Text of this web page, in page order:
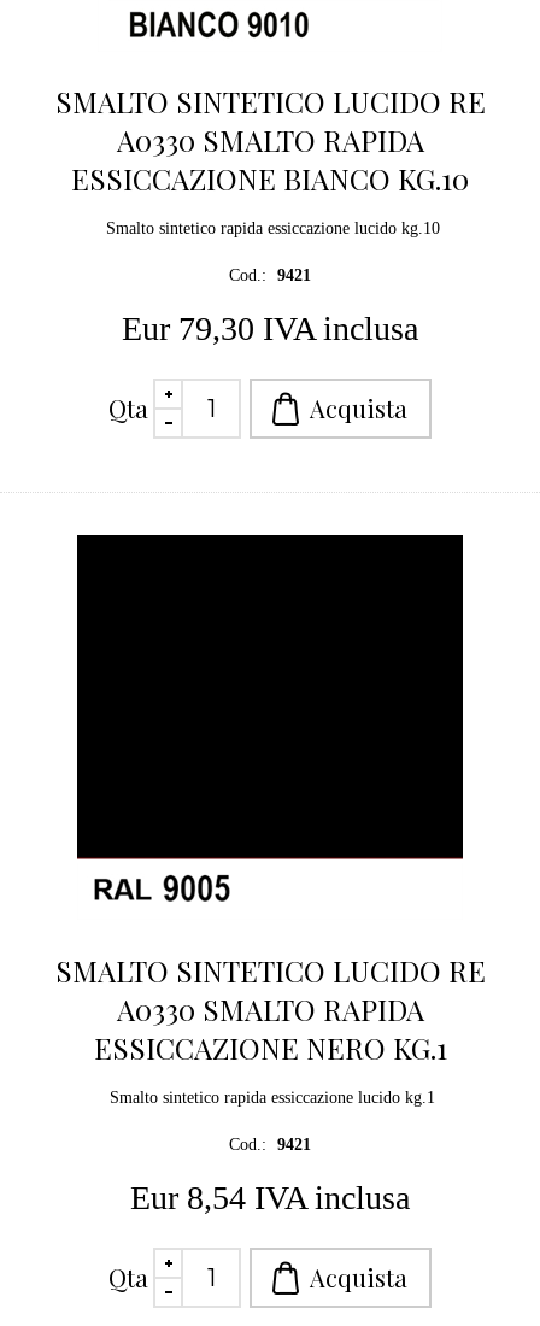
SMALTO SINTETICO LUCIDO RE
A0330 SMALTO RAPIDA
ESSICCAZIONE BIANCO KG.10
Smalto sintetico rapida essiccazione lucido kg.10
Cod.: 9421
Eur 79,30 IVA inclusa
Qta
SMALTO SINTETICO LUCIDO RE
A0330 SMALTO RAPIDA
ESSICCAZIONE NERO KG.1
Smalto sintetico rapida essiccazione lucido kg.1
Cod.: 9421
Eur 8,54 IVA inclusa
Qta